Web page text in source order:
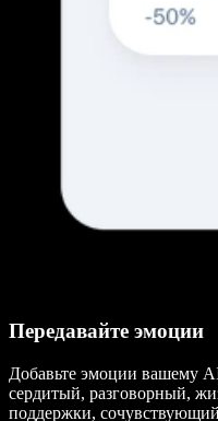
Передавайте эмоции
Добавьте эмоции вашему
сердитый, разговорный,
поддержки,